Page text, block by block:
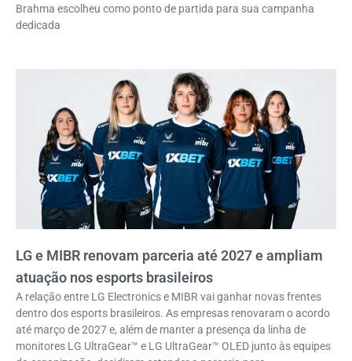
Brahma escolheu como ponto de partida para sua campanha
dedicada
LG e MIBR renovam parceria até 2027 e ampliam
atuação nos esports brasileiros
A relação entre LG Electronics e MIBR vai ganhar novas frentes
dentro dos esports brasileiros. As empresas renovaram o acordo
até março de 2027 e, além de manter a presença da linha de
monitores LG UltraGear™ e LG UltraGear™ OLED junto às equipes